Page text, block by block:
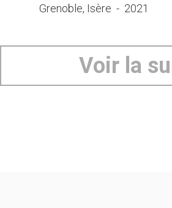
Grenoble, Isère - 2021
Voir la